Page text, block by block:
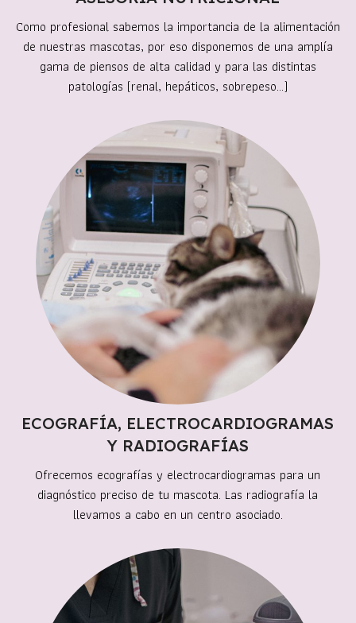
Como profesional sabemos la importancia de la alimentación
de nuestras mascotas, por eso disponemos de una amplía
gama de piensos de alta calidad y para las distintas
patologías (renal, hepáticos, sobrepeso…)
ECOGRAFÍA, ELECTROCARDIOGRAMAS
Y RADIOGRAFÍAS
Ofrecemos ecografías y electrocardiogramas para un
diagnóstico preciso de tu mascota. Las radiografía la
llevamos a cabo en un centro asociado.